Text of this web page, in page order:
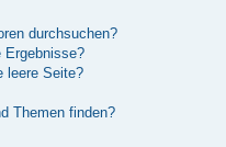
durchsuchen?
Ergebnisse?
leere Seite?
Themen finden?